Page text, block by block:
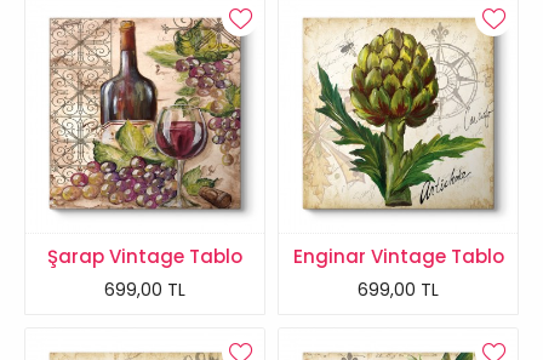
Şarap Vintage Tablo
699,00 TL
Enginar Vintage Tablo
699,00 TL